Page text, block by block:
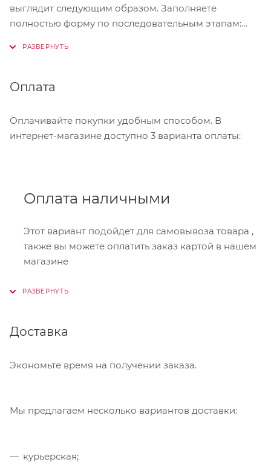
выглядит следующим образом. Заполняете
полностью форму по последовательным этапам:
Нажмите кнопку «Оформить заказ».
Оплата
Оплачивайте покупки удобным способом. В
интернет-магазине доступно 3 варианта оплаты:
Оплата наличными
Этот вариант подойдет для самовывоза товара ,
также вы можете оплатить заказ картой в нашем
магазине
Онлайн-оплата
При оформлении заказа в корзине вы можете
принимаем карты Visa,Master Card, МИР. Оплата
Также Вы можете оплатить товар, выбрав способ
Доставка
Экономьте время на получении заказа.
Мы предлагаем несколько вариантов доставки:
курьерская;